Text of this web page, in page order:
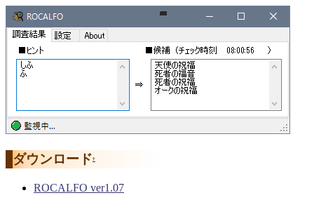
ダウンロード†
ROCALFO ver1.07